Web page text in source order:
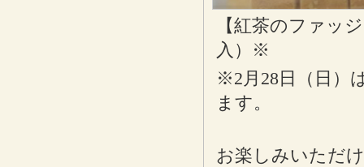
【紅茶のファッ
入）※
※2月28日（日）
ます。
お楽しみいただ